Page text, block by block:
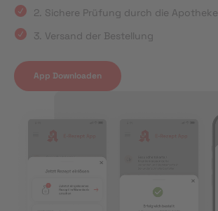
2. Sichere Prüfung durch die Apotheke
3. Versand der Bestellung
App Downloaden